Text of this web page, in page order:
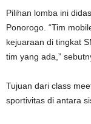
Pilihan lomba ini
Ponorogo. “Tim
kejuaraan di tingkat
tim yang ada,”
Tujuan dari class
sportivitas di antara